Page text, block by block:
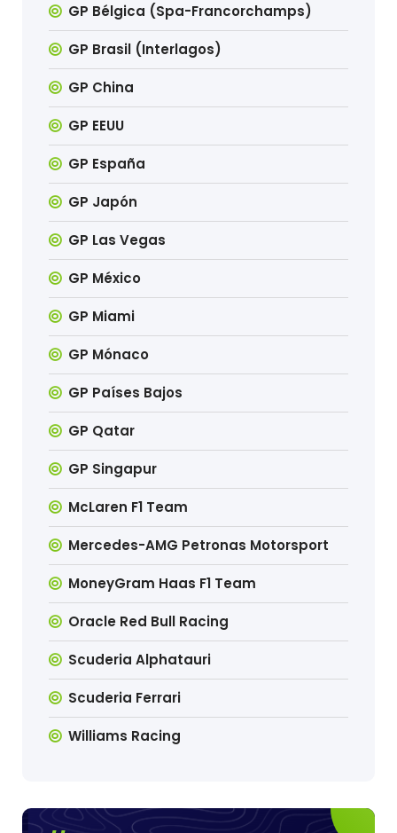
GP Bélgica (Spa-Francorchamps)
GP Brasil (Interlagos)
GP China
GP EEUU
GP España
GP Japón
GP Las Vegas
GP México
GP Miami
GP Mónaco
GP Países Bajos
GP Qatar
GP Singapur
McLaren F1 Team
Mercedes-AMG Petronas Motorsport
MoneyGram Haas F1 Team
Oracle Red Bull Racing
Scuderia Alphatauri
Scuderia Ferrari
Williams Racing